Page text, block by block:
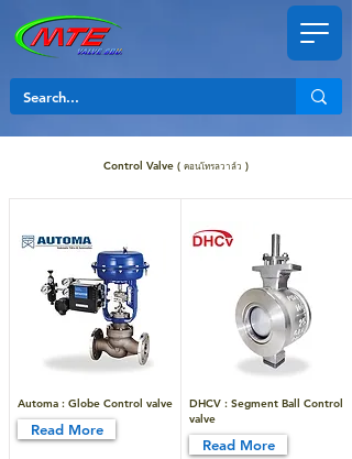
Control Valve ( คอนโทรลวาล์ว )
Automa : Globe Control valve
Read More
DHCV : Segment Ball Control
valve
Read More